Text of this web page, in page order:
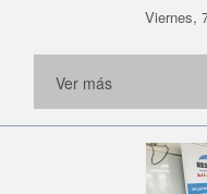
Viernes,
Ver más